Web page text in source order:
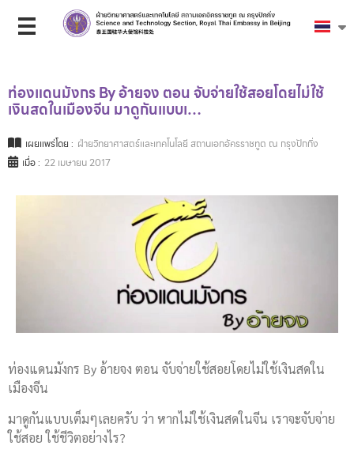
ท่องแดนมังกร By อ้ายจง ตอน จับจ่ายใช้สอยโดยไม่ใช้
เงินสดในเมืองจีน มาดูกันแบบเ…
เผยแพร่โดย : ฝ่ายวิทยาศาสตร์และเทคโนโลยี สถานเอกอัครราชทูต ณ กรุงปักกิ่ง
เมื่อ : 22 เมษายน 2017
ท่องแดนมังกร By อ้ายจง ตอน จับจ่ายใช้สอยโดยไม่ใช้เงินสดใน
เมืองจีน
มาดูกันแบบเต็มๆเลยครับ ว่า หากไม่ใช้เงินสดในจีน เราจะจับจ่าย
ใช้สอย ใช้ชีวิตอย่างไร?